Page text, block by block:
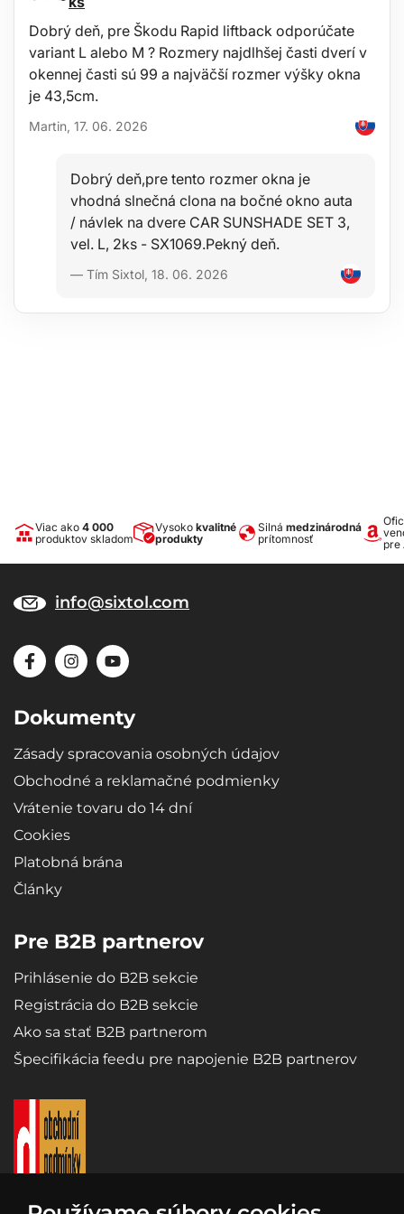
Ochrana domácich zvierat počas cesty
Upevnenie športového vybavenia alebo nákupu
Oddelenie nákladového priestoru od zadných sedadiel
Obsah balenia:
1x upevňovacia sieť do auta
Poznámka:
Technické parametre:
Rozmer: 100 x 50 cm
Farba: čierna, červená
Materiál: polypropylén, elastický pás
Dobrý deň, pre Škodu Rapid liftback odporúčate
variant L alebo M ? Rozmery najdlhšej časti dverí v
okennej časti sú 99 a najväčší rozmer výšky okna
je 43,5cm.
Martin, 17. 06. 2026
Dobrý deň,pre tento rozmer okna je
vhodná slnečná clona na bočné okno auta
/ návlek na dvere CAR SUNSHADE SET 3,
vel. L, 2ks - SX1069.Pekný deň.
— Tím Sixtol, 18. 06. 2026
Viac ako 4 000
produktov skladom
Vysoko kvalitné
produkty
Silná medzinárodná
prítomnosť
pre
info@sixtol.com
Dokumenty
Zásady spracovania osobných údajov
Obchodné a reklamačné podmienky
Vrátenie tovaru do 14 dní
Cookies
Platobná brána
Články
Pre B2B partnerov
Prihlásenie do B2B sekcie
Registrácia do B2B sekcie
Ako sa stať B2B partnerom
Špecifikácia feedu pre napojenie B2B partnerov